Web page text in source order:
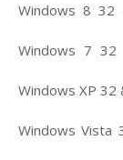
Windows 8
Windows 7
Windows XP
Windows